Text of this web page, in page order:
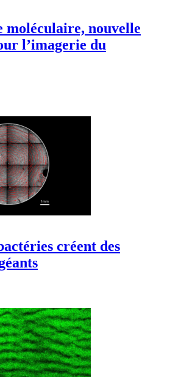
nouvelle
l’imagerie du
créent des